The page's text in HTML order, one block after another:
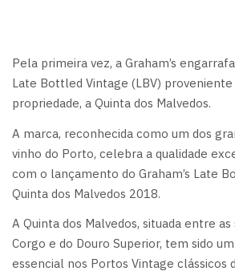
Pela primeira vez, a Graham’s
Late Bottled Vintage (LBV) proveniente
propriedade, a Quinta dos Malvedos.
A marca, reconhecida como um dos
vinho do Porto, celebra a qualidade
com o lançamento do Graham’s Late
Quinta dos Malvedos 2018.
A Quinta dos Malvedos, situada entre
Corgo e do Douro Superior, tem sido
essencial nos Portos Vintage clássicos